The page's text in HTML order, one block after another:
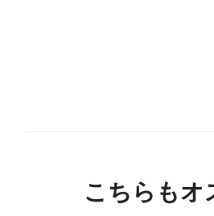
こちらもオ